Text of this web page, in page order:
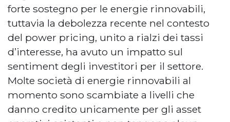
forte sostegno per le energie rinnovabili,
tuttavia la debolezza recente nel contesto
del power pricing, unito a rialzi dei tassi
d’interesse, ha avuto un impatto sul
sentiment degli investitori per il settore.
Molte società di energie rinnovabili al
momento sono scambiate a livelli che
danno credito unicamente per gli asset